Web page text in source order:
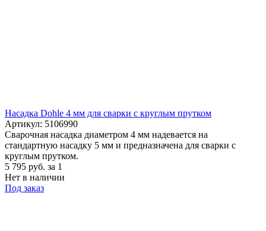
Насадка Dohle 4 мм для сварки с круглым прутком
Артикул: 5106990
Сварочная насадка диаметром 4 мм надевается на
стандартную насадку 5 мм и предназначена для сварки с
круглым прутком.
5 795 руб. за 1
Нет в наличии
Под заказ